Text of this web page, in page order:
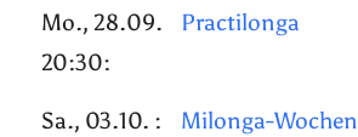
Mo., 28.09.
20:30:
Practilonga
Sa., 03.10. : Milonga-